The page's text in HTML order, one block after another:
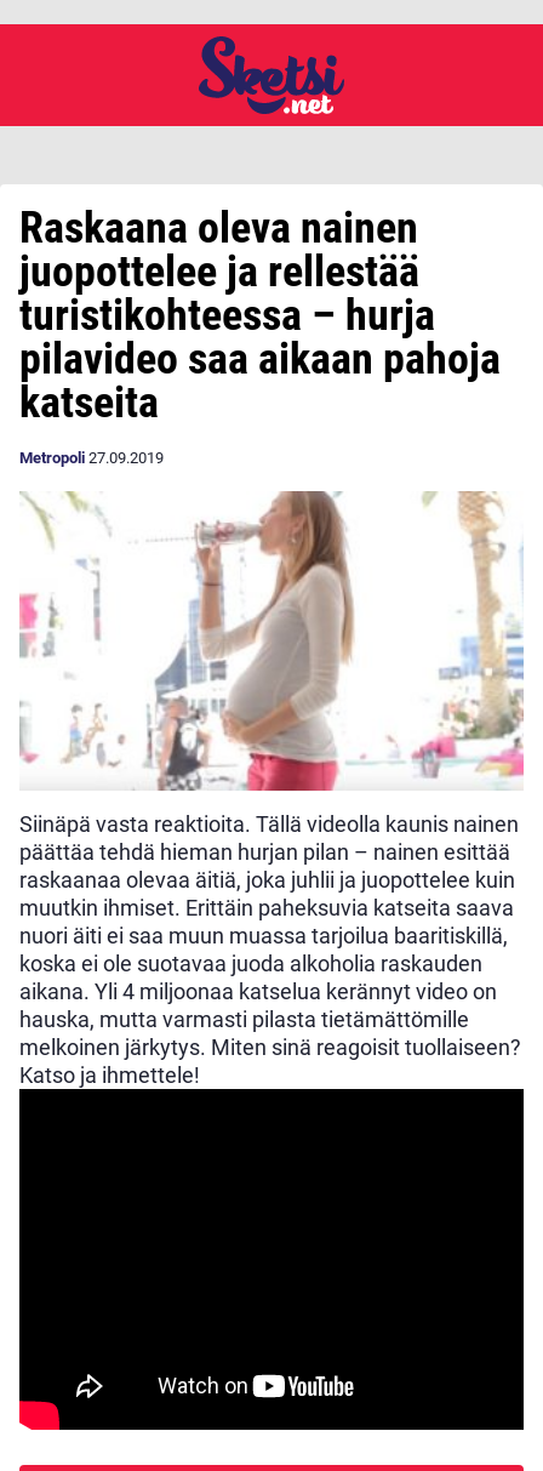
Raskaana oleva nainen
juopottelee ja rellestää
turistikohteessa – hurja
pilavideo saa aikaan pahoja
katseita
Metropoli 27.09.2019
Siinäpä vasta reaktioita. Tällä videolla kaunis nainen
päättäa tehdä hieman hurjan pilan – nainen esittää
raskaanaa olevaa äitiä, joka juhlii ja juopottelee kuin
muutkin ihmiset. Erittäin paheksuvia katseita saava
nuori äiti ei saa muun muassa tarjoilua baaritiskillä,
koska ei ole suotavaa juoda alkoholia raskauden
aikana. Yli 4 miljoonaa katselua kerännyt video on
hauska, mutta varmasti pilasta tietämättömille
melkoinen järkytys. Miten sinä reagoisit tuollaiseen?
Katso ja ihmettele!